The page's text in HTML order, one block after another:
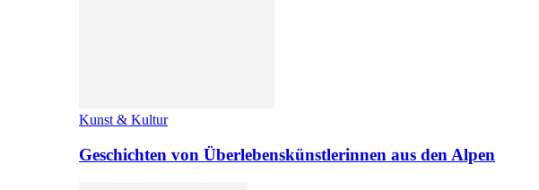
Kunst & Kultur
Geschichten von Überlebenskünstlerinnen aus den Alpen